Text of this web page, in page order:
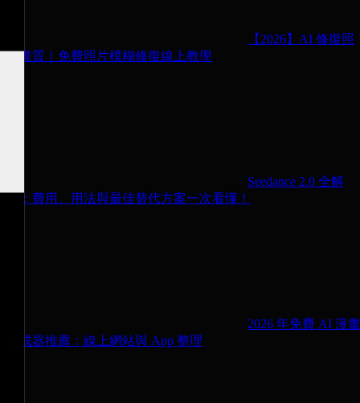
【2026】AI 修復照
片畫質｜免費照片模糊修復線上教學
Seedance 2.0 全解
析：費用、用法與最佳替代方案一次看懂！
2026 年免費 AI 漫畫
生成器推薦：線上網站與 App 整理